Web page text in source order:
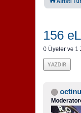
156
0 Üyeler ve 1
YAZDIR